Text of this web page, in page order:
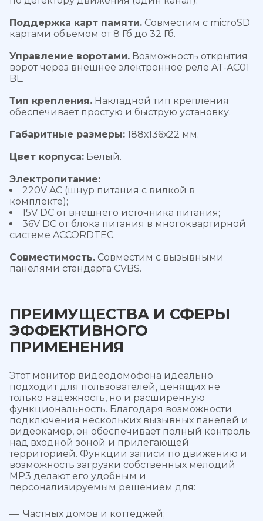
Поддержка карт памяти. Совместим с microSD
картами объемом от 8 Гб до 32 Гб.
Управление воротами. Возможность открытия
ворот через внешнее электронное реле AT-AC01
BL.
Тип крепления. Накладной тип крепления
обеспечивает простую и быструю установку.
Габаритные размеры: 188х136х22 мм.
Цвет корпуса: Белый.
Электропитание:
220V AC (шнур питания с вилкой в
комплекте);
15V DC от внешнего источника питания;
36V DC от блока питания в многоквартирной
системе ACCORDTEC.
Совместимость. Совместим с вызывными
панелями стандарта CVBS.
ПРЕИМУЩЕСТВА И СФЕРЫ
ЭФФЕКТИВНОГО
ПРИМЕНЕНИЯ
Этот монитор видеодомофона идеально
подходит для пользователей, ценящих не
только надежность, но и расширенную
функциональность. Благодаря возможности
подключения нескольких вызывных панелей и
видеокамер, он обеспечивает полный контроль
над входной зоной и прилегающей
территорией. Функции записи по движению и
возможность загрузки собственных мелодий
MP3 делают его удобным и
персонализируемым решением для:
Частных домов и коттеджей;